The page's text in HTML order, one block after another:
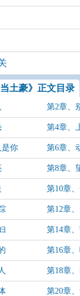
当土豪》正文目录
第2章、
第4章、
是你 第6章、
第8章、
第10章
第12章
第14章
第16章
第18章
第20章